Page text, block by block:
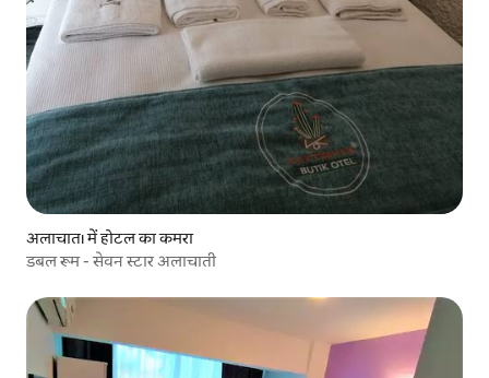
अलाचातı में होटल का कमरा
डबल रूम - सेवन स्टार अलाचाती